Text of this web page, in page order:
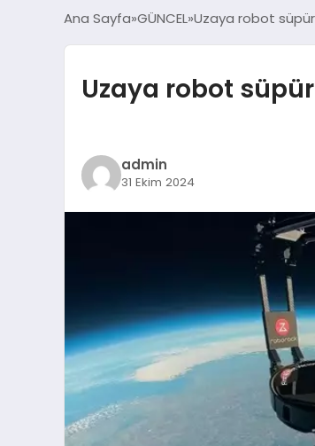
Ana Sayfa GÜNCEL Uzaya robot
Uzaya robot
admin
31 Ekim 2024